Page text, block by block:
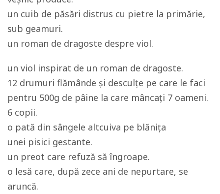
un cuib de păsări distrus cu pietre la primărie,
sub geamuri.
un roman de dragoste despre viol.
un viol inspirat de un roman de dragoste.
12 drumuri flămânde și desculțe pe care le faci
pentru 500g de pâine la care mâncați 7 oameni.
6 copii.
o pată din sângele altcuiva pe blănița
unei pisici gestante.
un preot care refuză să îngroape.
o lesă care, după zece ani de nepurtare, se
aruncă.